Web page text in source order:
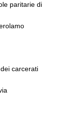
paritarie di
carcerati